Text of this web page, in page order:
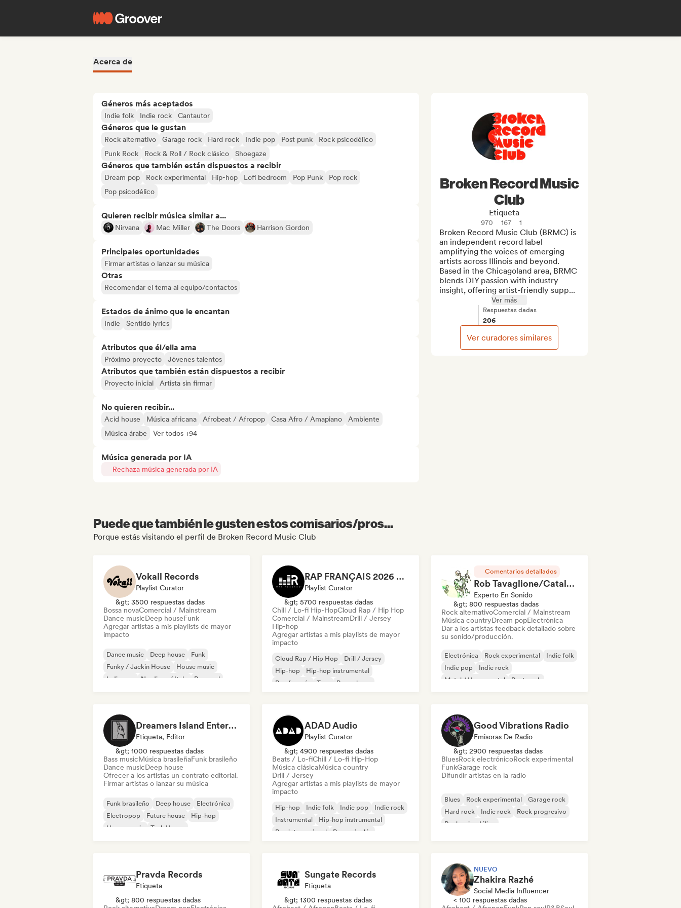
Acerca de
Géneros más aceptados
Indie folk Indie rock Cantautor
Géneros que le gustan
Rock alternativo Garage rock Hard rock Indie pop Post punk
Rock psicodélico
Punk Rock
Rock & Roll / Rock clásico Shoegaze
Géneros que también están dispuestos a recibir
Dream pop Rock experimental Hip-hop Lofi bedroom Pop Punk
Pop rock
Pop psicodélico
Quieren recibir música similar a...
Nirvana Mac Miller The Doors Harrison Gordon
Principales oportunidades
Firmar artistas o lanzar su música
Otras
Recomendar el tema al equipo/contactos
Estados de ánimo que le encantan
Indie Sentido lyrics
Atributos que él/ella ama
Próximo proyecto Jóvenes talentos
Atributos que también están dispuestos a recibir
Proyecto inicial Artista sin firmar
No quieren recibir...
Acid house Música africana Afrobeat / Afropop Casa Afro / Amapiano
Ambiente
Música árabe
Ver todos +94
Música generada por IA
Rechaza música generada por IA
Broken Record Music
Club
Etiqueta
970 167 1
Broken Record Music Club (BRMC) is
an independent record label
amplifying the voices of emerging
artists across Illinois and beyond.
Based in the Chicagoland area, BRMC
blends DIY passion with industry
insight, offering artist-friendly supp...
Ver más
Respuestas dadas
206
Ver curadores similares
Puede que también le gusten estos comisarios/pros...
Porque estás visitando el perfil de Broken Record Music Club
Vokall Records
Playlist Curator
&gt; 3500 respuestas dadas
Bossa novaComercial / Mainstream
Dance musicDeep houseFunk
Agregar artistas a mis playlists de mayor
impacto
Dance music Deep house
Funk
Funky / Jackin House
House music
Indie pop
Nu-disco / Italo Pop soul
RAP FRANÇAIS 2026 🔥🇫🇷 (Way Records)
Playlist Curator
&gt; 5700 respuestas dadas
Chill / Lo-fi Hip-HopCloud Rap / Hip Hop
Comercial / MainstreamDrill / Jersey
Hip-hop
Agregar artistas a mis playlists de mayor
impacto
Cloud Rap / Hip Hop
Drill / Jersey
Hip-hop
Hip-hop instrumental
Rap francés
Trap
Pop urbano
Comentarios detallados
Rob Tavaglione/Catalyst Recording
Experto En Sonido
&gt; 800 respuestas dadas
Rock alternativoComercial / Mainstream
Música countryDream popElectrónica
Dar a los artistas feedback detallado sobre
su sonido/producción.
Electrónica Rock experimental
Indie folk
Indie pop
Indie rock
Metal / Heavy metal
Post punk
Dreamers Island Entertainment
Etiqueta, Editor
&gt; 1000 respuestas dadas
Bass musicMúsica brasileñaFunk brasileño
Dance musicDeep house
Ofrecer a los artistas un contrato editorial.
Firmar artistas o lanzar su música
Funk brasileño Deep house
Electrónica
Electropop
Future house
Hip-hop
House music
Tech House
ADAD Audio
Playlist Curator
&gt; 4900 respuestas dadas
Beats / Lo-fiChill / Lo-fi Hip-Hop
Música clásicaMúsica country
Drill / Jersey
Agregar artistas a mis playlists de mayor
impacto
Hip-hop Indie folk Indie pop
Indie rock
Instrumental
Hip-hop instrumental
Rap internacional
Rap en inglés
Good Vibrations Radio
Emisoras De Radio
&gt; 2900 respuestas dadas
BluesRock electrónicoRock experimental
FunkGarage rock
Difundir artistas en la radio
Blues Rock experimental
Garage rock
Hard rock
Indie rock
Rock progresivo
Rock psicodélico
Pravda Records
Etiqueta
&gt; 800 respuestas dadas
Sungate Records
Etiqueta
&gt; 1300 respuestas dadas
NUEVO
Zhakira Razhé
Social Media Influencer
< 100 respuestas dadas